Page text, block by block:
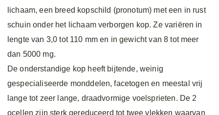
lichaam, een breed kopschild (pronotum) met een in rust
schuin onder het lichaam verborgen kop. Ze variëren in
lengte van 3,0 tot 110 mm en in gewicht van 8 tot meer
dan 5000 mg.
De onderstandige kop heeft bijtende, weinig
gespecialiseerde monddelen, facetogen en meestal vrij
lange tot zeer lange, draadvormige voelsprieten. De 2
ocellen zijn sterk gereduceerd tot twee vlekken waarvan